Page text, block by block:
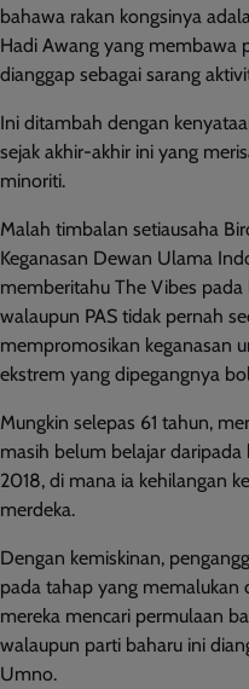
bahawa rakan kongsinya
Hadi Awang yang membawa
dianggap sebagai sarang
Ini ditambah dengan
sejak akhir-akhir ini yang
minoriti.
Malah timbalan setiausaha
Keganasan Dewan Ulama
memberitahu The Vibes
walaupun PAS tidak pernah
mempromosikan keganasan
ekstrem yang dipegangnya
Mungkin selepas 61 tahun,
masih belum belajar
2018, di mana ia kehilangan
merdeka.
Dengan kemiskinan,
pada tahap yang memalukan
mereka mencari permulaan
walaupun parti baharu ini
Umno.